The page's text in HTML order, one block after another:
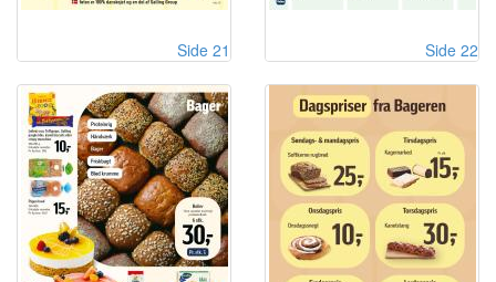
Side 21 Side 22